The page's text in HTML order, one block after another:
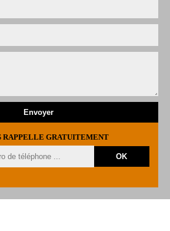
RAPPELLE GRATUITEMENT